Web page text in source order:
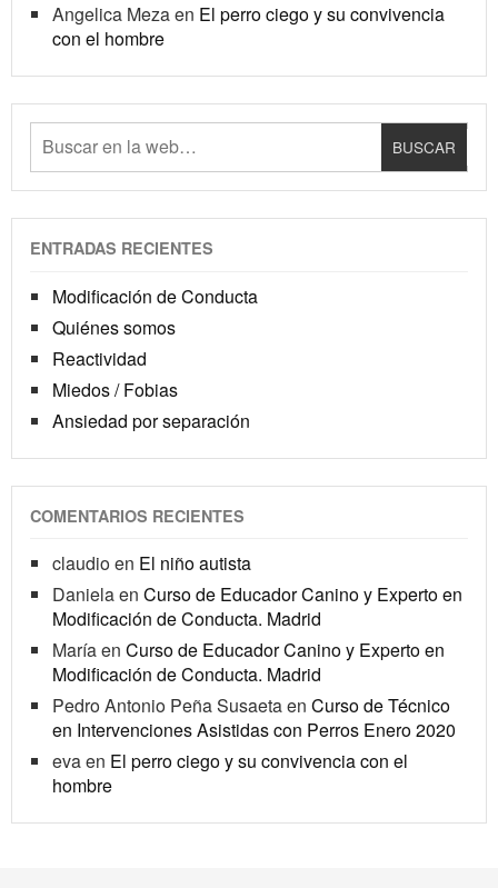
Angelica Mezaen El perro ciego y su convivencia
con el hombre
ENTRADAS RECIENTES
Modificación de Conducta
Quiénes somos
Reactividad
Miedos / Fobias
Ansiedad por separación
COMENTARIOS RECIENTES
claudioen El niño autista
Danielaen Curso de Educador Canino y Experto en
Modificación de Conducta. Madrid
Maríaen Curso de Educador Canino y Experto en
Modificación de Conducta. Madrid
Pedro Antonio Peña Susaetaen Curso de Técnico
en Intervenciones Asistidas con Perros Enero 2020
evaen El perro ciego y su convivencia con el
hombre